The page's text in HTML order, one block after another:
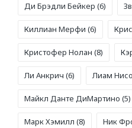
Ди Брэдли Бейкер (6)
Киллиан Мерфи (6)
Кристофер Нолан (8)
Ли Анкрич (6) Лиам
Майкл Данте ДиМартино (5)
Марк Хэмилл (8) Ник